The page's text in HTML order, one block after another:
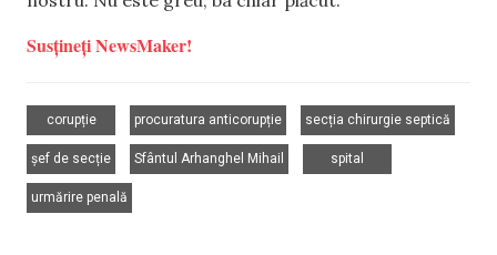
Susțineți NewsMaker!
corupție
procuratura anticorupție
secția chirurgie septică
șef de secție
Sfântul Arhanghel Mihail
spital
urmărire penală